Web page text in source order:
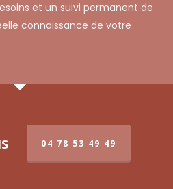
et un suivi permanent de
connaissance de votre
04 78 53 49 49